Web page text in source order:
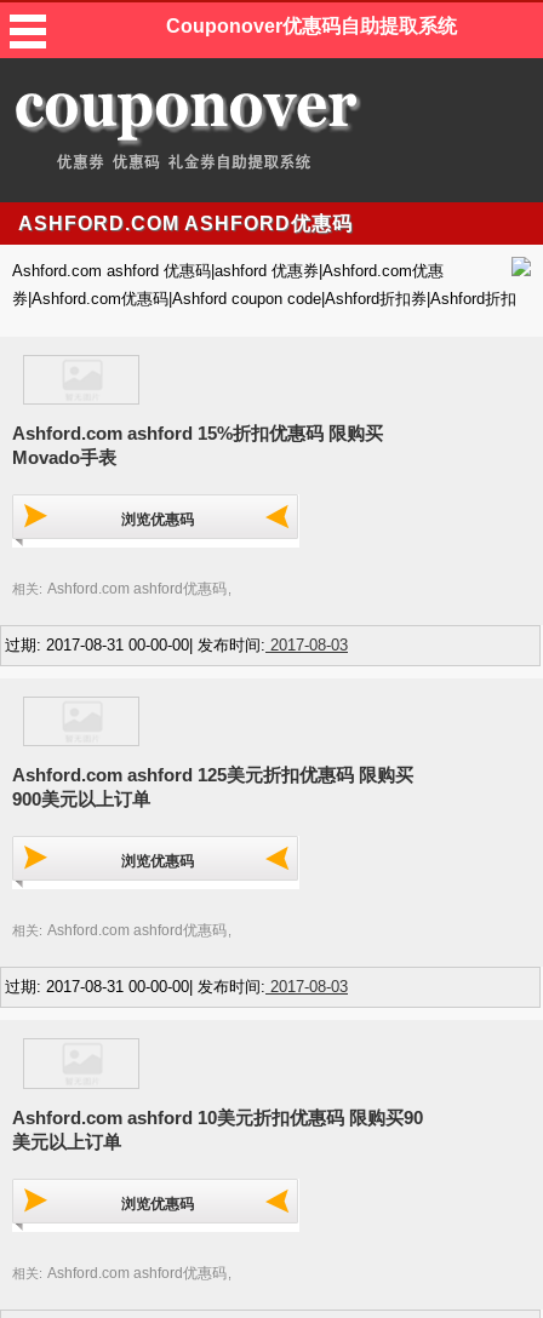
Couponover优惠码自助提取系统
ASHFORD.COM ASHFORD优惠码
Ashford.com ashford 优惠码|ashford 优惠券|Ashford.com优惠
券|Ashford.com优惠码|Ashford coupon code|Ashford折扣券|Ashford折扣
Ashford.com ashford 15%折扣优惠码 限购买
Movado手表
浏览优惠码
相关: Ashford.com ashford优惠码
过期: 2017-08-31 00-00-00| 发布时间: 2017-08-03
Ashford.com ashford 125美元折扣优惠码 限购买
900美元以上订单
浏览优惠码
相关: Ashford.com ashford优惠码,
过期: 2017-08-31 00-00-00| 发布时间: 2017-08-03
Ashford.com ashford 10美元折扣优惠码 限购买90
美元以上订单
浏览优惠码
相关: Ashford.com ashford优惠码